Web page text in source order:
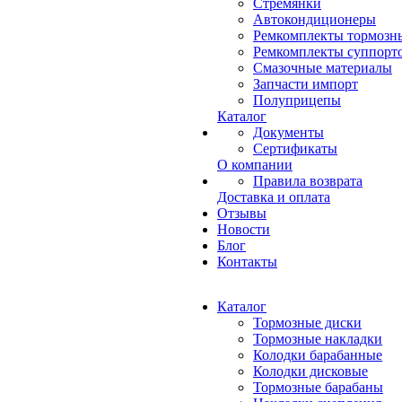
Стремянки
Автокондиционеры
Ремкомплекты
Ремкомплекты
Смазочные материалы
Запчасти импорт
Полуприцепы
Каталог
Документы
Сертификаты
О компании
Правила возврата
Доставка и оплата
Отзывы
Новости
Блог
Контакты
Каталог
Тормозные диски
Тормозные накладки
Колодки барабанные
Колодки дисковые
Тормозные барабаны